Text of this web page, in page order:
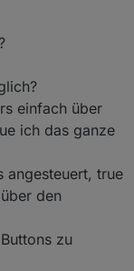
kann ein
"false".
"false" muss
{"on":false}
einfach über
ich das ganze
angesteuert, true
den
zu